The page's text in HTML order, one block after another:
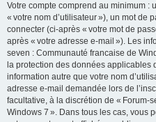
Votre compte comprend au minimum :
« votre nom d’utilisateur »), un mot de
connecter (ci-après « votre mot de
après « votre adresse e-mail »). Les
seven : Communauté francaise de
la protection des données applicables
information autre que votre nom
adresse e-mail demandée lors de
facultative, à la discrétion de « Forum-
Windows 7 ». Dans tous les cas, vous